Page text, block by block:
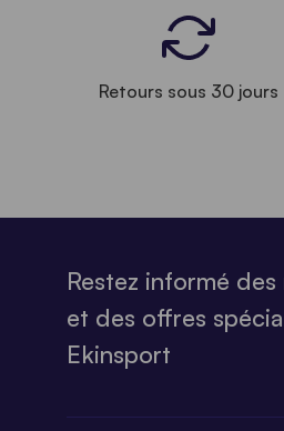
Retours sous 30 jours
Restez informé
et des offres
Ekinsport